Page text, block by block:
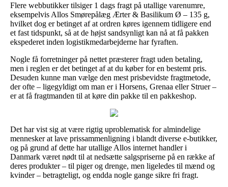
Flere webbutikker tilsiger 1 dags fragt på utallige varenumre,
eksempelvis Allos Smørepålæg Ærter & Basilikum Ø – 135 g,
hvilket dog er betinget af at ordren køres igennem tidligere end
et fast tidspunkt, så at de højst sandsynligt kan nå at få pakken
ekspederet inden logistikmedarbejderne har fyraften.
Nogle få forretninger på nettet præsterer fragt uden betaling,
men i reglen er det betinget af at du køber for en bestemt pris.
Desuden kunne man vælge den mest prisbevidste fragtmetode,
der ofte – ligegyldigt om man er i Horsens, Grenaa eller Struer –
er at få fragtmanden til at køre din pakke til en pakkeshop.
Det har vist sig at være rigtig uproblematisk for almindelige
mennesker at lave prissammenligning i blandt diverse e-butikker,
og på grund af dette har utallige Allos internet handler i
Danmark været nødt til at nedsætte salgspriserne på en række af
deres produkter – til piger og drenge, men ligeledes til mænd og
kvinder – betragteligt, og endda nogle gange sikre fri fragt.